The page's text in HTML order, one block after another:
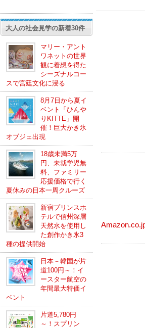
大人の社会見学の新着30件
マリー・アント
ワネットの世界
観に着想を得た
シーズナルコー
スで宮廷文化に浸る
8月7日から夏イ
ベント「ひんや
りKITTE」開
催！巨大かき氷
オブジェ出現
18歳未満5万
円、未就学児無
料、ファミリー
応援価格で行く
夏休みの日本一周クルーズ
新宿プリンスホ
テルで信州深層
天然水を使用し
た創作かき氷3
種の提供開始
日本－韓国が片
道100円～！イ
ースター航空の
年間最大特価イ
ベント
片道5,780円
～！スプリン